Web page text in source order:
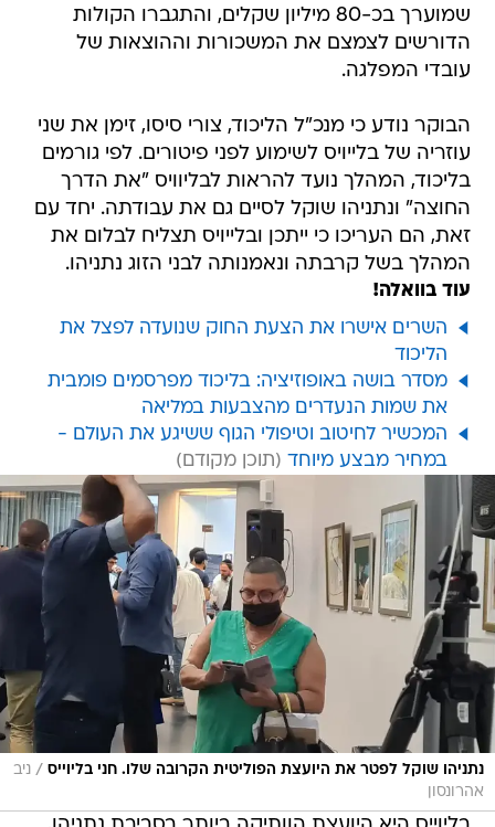
שמוערך בכ-80 מיליון שקלים, והתגברו הקולות
הדורשים לצמצם את המשכורות וההוצאות של
עובדי המפלגה.
הבוקר נודע כי מנכ"ל הליכוד, צורי סיסו, זימן את שני
עוזריה של בלייויס לשימוע לפני פיטורים. לפי גורמים
בליכוד, המהלך נועד להראות לבליוויס "את הדרך
החוצה" ונתניהו שוקל לסיים גם את עבודתה. יחד עם
זאת, הם העריכו כי ייתכן ובלייויס תצליח לבלום את
המהלך בשל קרבתה ונאמנותה לבני הזוג נתניהו.
עוד בוואלה!
השרים אישרו את הצעת החוק שנועדה לפצל את
הליכוד
מסדר בושה באופוזיציה: בליכוד מפרסמים פומבית
את שמות הנעדרים מהצבעות במליאה
המכשיר לחיטוב וטיפולי הגוף ששיגע את העולם -
במחיר מבצע מיוחד
נתניהו שוקל לפטר את היועצת הפוליטית הקרובה שלו. חני בליוייס / ניב
אהרונסון